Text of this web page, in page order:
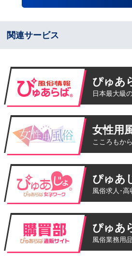
関連サービス
ぴゅあ
日本最大級
女性用
こころもか
ぴゅあ
風俗求人･
ぴゅあ
風俗業務用